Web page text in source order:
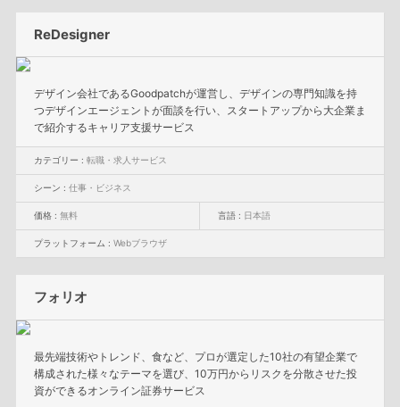
ReDesigner
デザイン会社であるGoodpatchが運営し、デザインの専門知識を持
つデザインエージェントが面談を行い、スタートアップから大企業ま
で紹介するキャリア支援サービス
カテゴリー : 転職・求人サービス
シーン : 仕事・ビジネス
価格 : 無料 言語 : 日本語
プラットフォーム : Webブラウザ
フォリオ
最先端技術やトレンド、食など、プロが選定した10社の有望企業で
構成された様々なテーマを選び、10万円からリスクを分散させた投
資ができるオンライン証券サービス